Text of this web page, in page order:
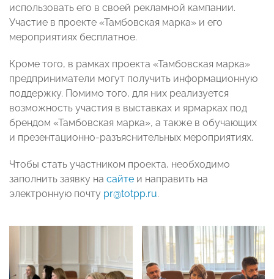
использовать его в своей рекламной кампании.
Участие в проекте «Тамбовская марка» и его
мероприятиях бесплатное.
Кроме того, в рамках проекта «Тамбовская марка»
предприниматели могут получить информационную
поддержку. Помимо того, для них реализуется
возможность участия в выставках и ярмарках под
брендом «Тамбовская марка», а также в обучающих
и презентационно-разъяснительных мероприятиях.
Чтобы стать участником проекта, необходимо
заполнить заявку на сайте и направить на
электронную почту pr@totpp.ru.